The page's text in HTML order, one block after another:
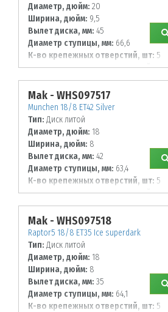
Диаметр, дюйм: 20
Ширина, дюйм: 9,5
Вылет диска, мм: 45
Диаметр ступицы, мм: 66,6
К-во крепежных отверстий, шт: 5
Диаметр располож. отверстий, мм:
112
Mak - WHS097517
Munchen 18/8 ET42 Silver
Тип: Диск литой
Диаметр, дюйм: 18
Ширина, дюйм: 8
Вылет диска, мм: 42
Диаметр ступицы, мм: 63,4
К-во крепежных отверстий, шт: 5
Диаметр располож. отверстий, мм:
108
Mak - WHS097518
Raptor5 18/8 ET35 Ice superdark
Тип: Диск литой
Диаметр, дюйм: 18
Ширина, дюйм: 8
Вылет диска, мм: 35
Диаметр ступицы, мм: 64,1
К-во крепежных отверстий, шт: 5